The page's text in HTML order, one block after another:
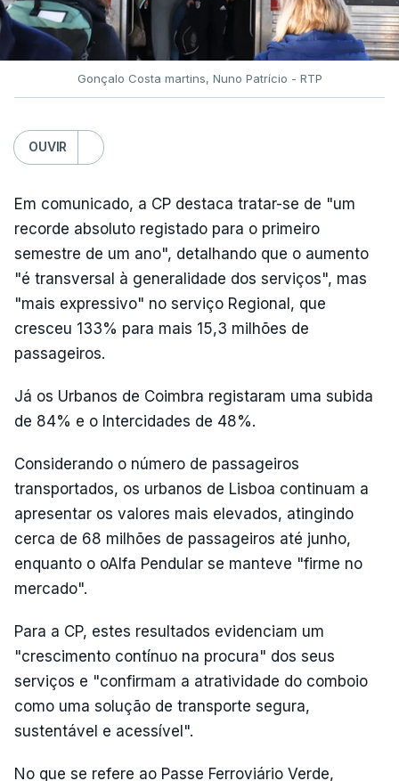
Gonçalo Costa martins, Nuno Patrício - RTP
OUVIR
Em comunicado, a CP destaca tratar-se de "um
recorde absoluto registado para o primeiro
semestre de um ano", detalhando que o aumento
"é transversal à generalidade dos serviços", mas
"mais expressivo" no serviço Regional, que
cresceu 133% para mais 15,3 milhões de
passageiros.
Já os Urbanos de Coimbra registaram uma subida
de 84% e o Intercidades de 48%.
Considerando o número de passageiros
transportados, os urbanos de Lisboa continuam a
apresentar os valores mais elevados, atingindo
cerca de 68 milhões de passageiros até junho,
enquanto o oAlfa Pendular se manteve "firme no
mercado".
Para a CP, estes resultados evidenciam um
"crescimento contínuo na procura" dos seus
serviços e "confirmam a atratividade do comboio
como uma solução de transporte segura,
sustentável e acessível".
No que se refere ao Passe Ferroviário Verde,